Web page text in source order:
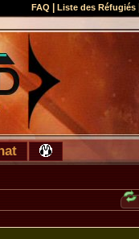
FAQ Liste des Réfugiés